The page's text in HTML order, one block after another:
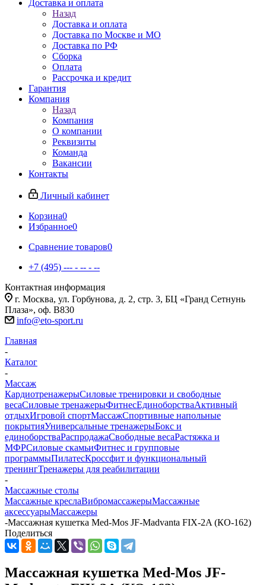
Доставка и оплата
Назад
Доставка и оплата
Доставка по Москве и МО
Доставка по РФ
Сборка
Оплата
Рассрочка и кредит
Гарантия
Компания
Назад
Компания
О компании
Реквизиты
Команда
Вакансии
Контакты
Личный кабинет
Корзина0
Избранное0
Сравнение товаров0
+7 (495) --- - -- - --
Контактная информация
г. Москва, ул. Горбунова, д. 2, стр. 3, БЦ «Гранд Сетнунь
Плаза», оф. В830
info@eto-sport.ru
Главная
-
Каталог
-
Массаж
КардиотренажерыСиловые тренировки и свободные
весаСиловые тренажерыФитнесЕдиноборстваАктивный
отдыхИгровой спортМассажСпортивные напольные
покрытияУниверсальные тренажерыБокс и
единоборстваРаспродажаСвободные весаРастяжка и
МФРСиловые скамьиФитнес и групповые
программыПилатесКроссфит и функциональный
тренингТренажеры для реабилитации
-
Массажные столы
Массажные креслаВибромассажерыМассажные
аксессуарыМассажеры
-Массажная кушетка Med-Mos JF-Madvanta FIX-2A (КО-162)
Поделиться
Массажная кушетка Med-Mos JF-